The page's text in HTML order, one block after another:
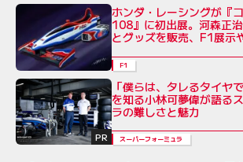
ホンダ・レーシングが『
108』に初出展。河森正
とグッズを販売、F1展示
F1
PR
「僕らは、タレるタイヤ
を知る小林可夢偉が語る
ラの難しさと魅力
スーパーフォーミュラ